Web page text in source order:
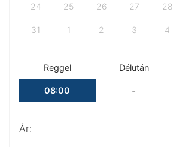
24 25 26 27 28
31 1 2 3 4
Reggel
08:00
Délután
-
Ár: